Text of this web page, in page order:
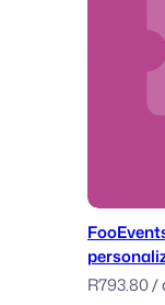
R793.80/